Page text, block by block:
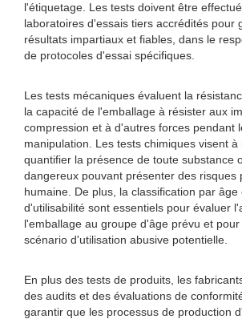
l'étiquetage. Les tests doivent être
laboratoires d'essais tiers accrédités pour
résultats impartiaux et fiables, dans le
de protocoles d'essai spécifiques.
Les tests mécaniques évaluent la
la capacité de l'emballage à résister aux
compression et à d'autres forces pendant
manipulation. Les tests chimiques visent à
quantifier la présence de toute substance
dangereux pouvant présenter des risques
humaine. De plus, la classification par âge
d'utilisabilité sont essentiels pour évaluer
l'emballage au groupe d'âge prévu et
scénario d'utilisation abusive potentielle.
En plus des tests de produits, les
des audits et des évaluations de
garantir que les processus de production